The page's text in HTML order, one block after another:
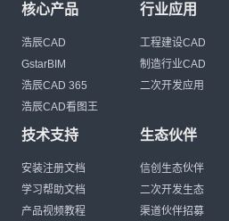
核心产品
浩辰CAD
GstarBIM
浩辰CAD 365
浩辰CAD看图王
行业应用
工程建设CAD
制造行业CAD
二次开发应用
技术支持
安装注册文档
学习帮助文档
产品视频教程
生态伙伴
信创生态伙伴
二次开发生态
渠道伙伴招募